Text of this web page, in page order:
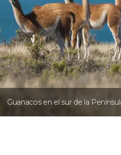
Guanacos en el sur de la